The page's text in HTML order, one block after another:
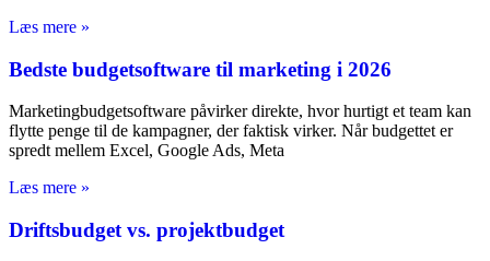
Læs mere »
Bedste budgetsoftware til marketing i 2026
Marketingbudgetsoftware påvirker direkte, hvor hurtigt et team kan
flytte penge til de kampagner, der faktisk virker. Når budgettet er
spredt mellem Excel, Google Ads, Meta
Læs mere »
Driftsbudget vs. projektbudget